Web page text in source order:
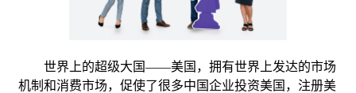
世界上的超级大国——美国，拥有世界上发达的市场
机制和消费市场，促使了很多中国企业投资美国，注册美